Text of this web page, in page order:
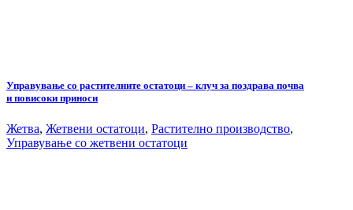
Управување со растителните остатоци – клуч за поздрава почва
и повисоки приноси
Жетва, Жетвени остатоци, Растително производство,
Управување со жетвени остатоци